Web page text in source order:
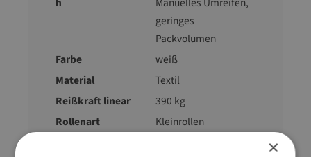
geringes
Packvolumen
Farbe
weiß
Material
Textil
Reißkraft linear
390 kg
Rollenart
Kleinrollen
×